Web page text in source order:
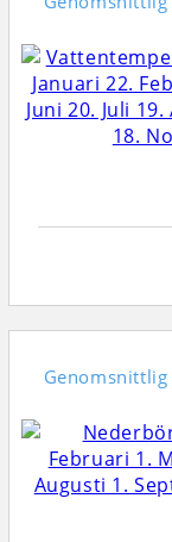
Genomsnittlig